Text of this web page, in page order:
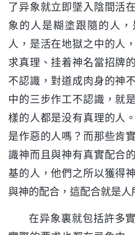
了异象就立即墜入陰間活
象的人是糊塗跟隨的人
人，是活在地獄之中的人
求真理、挂着神名當招牌
不認識，對道成肉身的神
中的三步作工不認識，就
樣的人都是没有真理的人
是作惡的人嗎？而那些肯
識神而且與神有真實配合
基的人，他們之所以獲得
與神的配合，這配合就是人
在异象裏就包括許多